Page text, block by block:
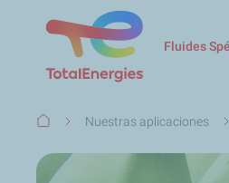
Fluides
Ruta
navegación
Nuestras aplicaciones